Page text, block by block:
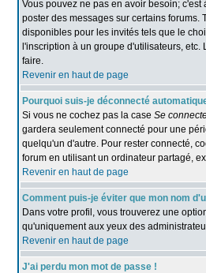
Vous pouvez ne pas en avoir besoin;
poster des messages sur certains
disponibles pour les invités tels que le
l'inscription à un groupe d'utilisateurs,
faire.
Revenir en haut de page
Pourquoi suis-je déconnecté
Si vous ne cochez pas la case Se
gardera seulement connecté pour une
quelqu'un d'autre. Pour rester connecté,
forum en utilisant un ordinateur partagé,
Revenir en haut de page
Comment puis-je éviter que mon nom
Dans votre profil, vous trouverez une
qu'uniquement aux yeux des
Revenir en haut de page
J'ai perdu mon mot de passe !